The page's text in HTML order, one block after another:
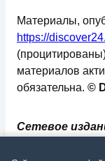
Сетевое
Материалы,
https://
материалов
обязательна. ©